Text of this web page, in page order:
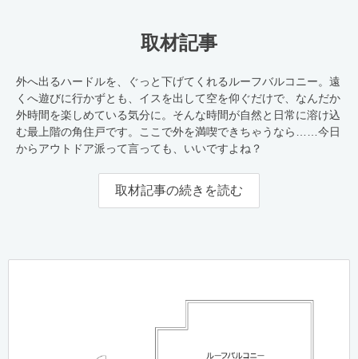
取材記事
外へ出るハードルを、ぐっと下げてくれるルーフバルコニー。遠
くへ遊びに行かずとも、イスを出して空を仰ぐだけで、なんだか
外時間を楽しめている気分に。そんな時間が自然と日常に溶け込
む最上階の角住戸です。ここで外を満喫できちゃうなら……今日
からアウトドア派って言っても、いいですよね？
取材記事の続きを読む